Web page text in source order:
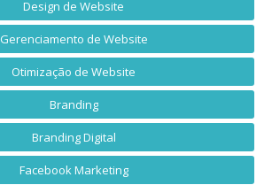
Design de Website
Gerenciamento de Website
Otimização de Website
Branding
Branding Digital
Facebook Marketing